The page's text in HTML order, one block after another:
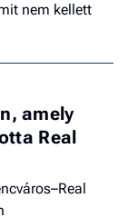
nem kellett
amely
Real